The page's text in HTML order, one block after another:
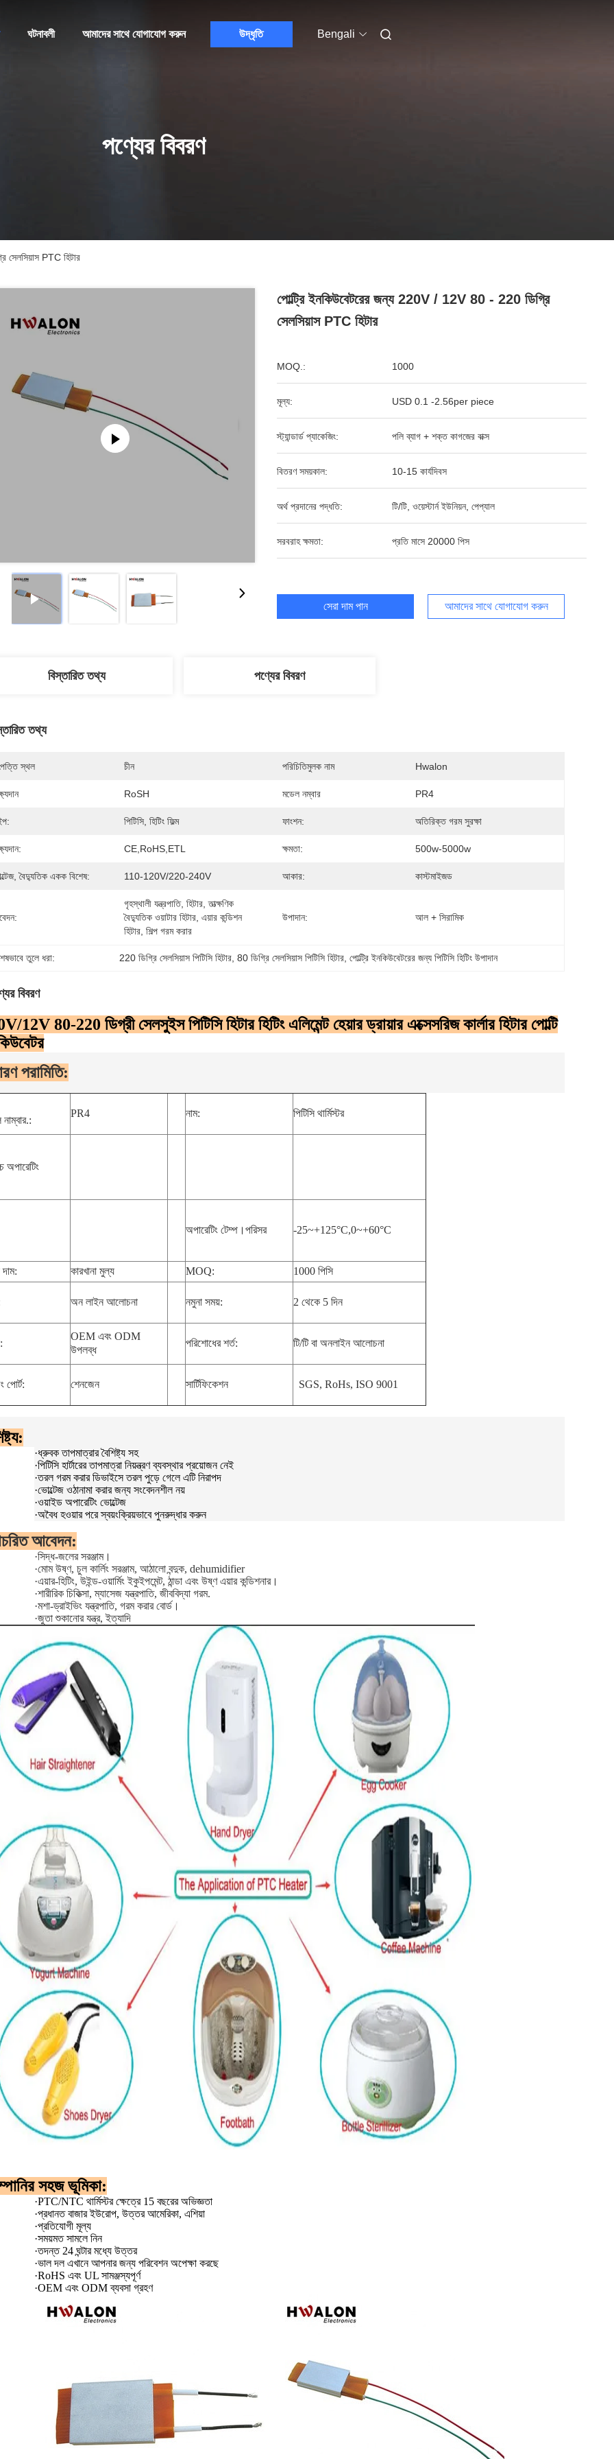
ঘটনাবলী আমাদের সাথে যোগাযোগ করুন উদ্ধৃতি Bengali
পণ্যের বিবরণ
PTC হিটার
পোল্ট্রি ইনকিউবেটরের জন্য 220V / 12V 80 - 220 ডিগ্রি
সেলসিয়াস PTC হিটার
MOQ.: 1000
মূল্য: USD 0.1 -2.56per piece
স্ট্যান্ডার্ড প্যাকেজিং: পলি ব্যাগ + শক্ত কাগজের বাক্স
বিতরণ সময়কাল: 10-15 কার্যদিবস
অর্থ প্রদানের পদ্ধতি: টি/টি, ওয়েস্টার্ন ইউনিয়ন, পেপ্যাল
সরবরাহ ক্ষমতা: প্রতি মাসে 20000 পিস
সেরা দাম পান আমাদের সাথে যোগাযোগ করুন
বিস্তারিত তথ্য পণ্যের বিবরণ
তথ্য
স্থল চীন পরিচিতিমুলক নাম Hwalon
RoSH মডেল নম্বার PR4
পিটিসি, হিটিং ফিল্ম ফাংশন: অতিরিক্ত গরম সুরক্ষা
CE,RoHS,ETL ক্ষমতা: 500w-5000w
বৈদ্যুতিক একক বিশেষ: 110-120V/220-240V আকার: কাস্টমাইজড
গৃহস্থালী যন্ত্রপাতি, হিটার, তাত্ক্ষণিক
বৈদ্যুতিক ওয়াটার হিটার, এয়ার কন্ডিশন
হিটার, শিল্প গরম করার
উপাদান: আল + সিরামিক
তুলে ধরা: 220 ডিগ্রি সেলসিয়াস পিটিসি হিটার , 80 ডিগ্রি সেলসিয়াস পিটিসি হিটার , পোল্ট্রি ইনকিউবেটরের জন্য পিটিসি হিটিং উপাদান
বিবরণ
12V 80-220 ডিগ্রী সেলসুইস পিটিসি হিটার হিটিং এলিমেন্ট হেয়ার ড্রায়ার এক্সেসরিজ কার্লার হিটার পোল্টি
পরামিতি:
PR4 নাম: পিটিসি থার্মিস্টর
অপারেটিং
অপারেটিং টেম্প।পরিসর -25~+125°C,0~+60°C
কারখানা মুল্য MOQ: 1000 পিসি
অন ​​লাইন আলোচনা নমুনা সময়: 2 থেকে 5 দিন
OEM এবং ODM
উপলব্ধ
পরিশোধের শর্ত: টি/টি বা অনলাইন আলোচনা
পোর্ট: শেনজেন সার্টিফিকেশন SGS, RoHs, ISO 9001
·ধ্রুবক তাপমাত্রার বৈশিষ্ট্য সহ
·পিটিসি হার্টারের তাপমাত্রা নিয়ন্ত্রণ ব্যবস্থার প্রয়োজন নেই
·তরল গরম করার ডিভাইসে তরল পুড়ে গেলে এটি নিরাপদ
·ভোল্টেজ ওঠানামা করার জন্য সংবেদনশীল নয়
·ওয়াইড অপারেটিং ভোল্টেজ
·অবৈধ হওয়ার পরে স্বয়ংক্রিয়ভাবে পুনরুদ্ধার করুন
আবেদন:
·সিদ্ধ-জলের সরঞ্জাম।
·মোম উষ্ণ, চুল কার্লিং সরঞ্জাম, আঠালো বন্দুক, dehumidifier
·এয়ার-হিটিং, উইন্ড-ওয়ার্মিং ইকুইপমেন্ট, ঠান্ডা এবং উষ্ণ এয়ার কন্ডিশনার।
·শারীরিক চিকিত্সা, ম্যাসেজ যন্ত্রপাতি, জীববিদ্যা গরম.
·মশা-ড্রাইভিং যন্ত্রপাতি, গরম করার বোর্ড।
·জুতা শুকানোর যন্ত্র, ইত্যাদি
সহজ ভূমিকা:
·PTC/NTC থার্মিস্টর ক্ষেত্রে 15 বছরের অভিজ্ঞতা
·প্রধানত বাজার ইউরোপ, উত্তর আমেরিকা, এশিয়া
·প্রতিযোগী মূল্য
·সময়মত সামলে নিন
·তদন্ত 24 ঘন্টার মধ্যে উত্তর
·ভাল দল এখানে আপনার জন্য পরিবেশন অপেক্ষা করছে
·RoHS এবং UL সামঞ্জস্যপূর্ণ
·OEM এবং ODM ব্যবসা গ্রহণ